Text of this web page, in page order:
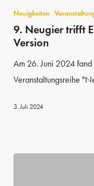
Neugier
trifft
Erfahrung
–
Die
Version
Neuigkeiten
9. Neugier trifft
Version
Am 26. Juni 2024
Veranstaltungsreihe
3. Juli 2024